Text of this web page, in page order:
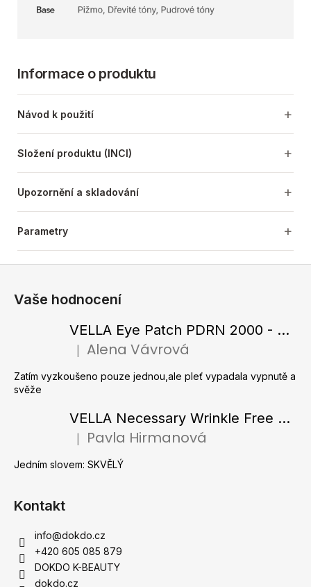
Informace o produktu
Návod k použití
Složení produktu (INCI)
Upozornění a skladování
Parametry
Vaše hodnocení
VELLA Eye Patch PDRN 2000 - Tající hydrogelové náplasti pod oči s PDRN 72 g / 60 ks
Hodnocení produktu je 5 z 5 hvězdiček.
Alena Vávrová
Zatím vyzkoušeno pouze jednou,ale pleť vypadala vypnutě a
svěže
VELLA Necessary Wrinkle Free Ampoule - Protivrásková ampule s kolagenovými vlákny a zlatým práškem 50 ml
Hodnocení produktu je 5 z 5 hvězdiček.
Pavla Hirmanová
Jedním slovem: SKVĚLÝ
Kontakt
info@dokdo.cz
+420 605 085 879
DOKDO K-BEAUTY
dokdo.cz